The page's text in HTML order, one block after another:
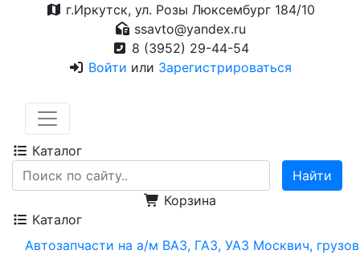
г.Иркутск, ул. Розы Люксембург 184/10
ssavto@yandex.ru
8 (3952) 29-44-54
Войти или Зарегистрироваться
Каталог
Корзина
Каталог
Автозапчасти на а/м ВАЗ, ГАЗ, УАЗ Москвич,